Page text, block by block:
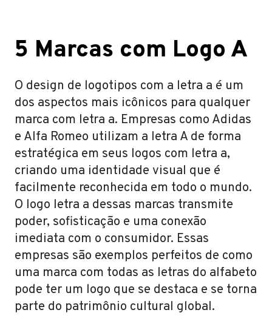
5 Marcas com Logo A
O design de logotipos com a letra a é um
dos aspectos mais icônicos para qualquer
marca com letra a. Empresas como Adidas
e Alfa Romeo utilizam a letra A de forma
estratégica em seus logos com letra a,
criando uma identidade visual que é
facilmente reconhecida em todo o mundo.
O logo letra a dessas marcas transmite
poder, sofisticação e uma conexão
imediata com o consumidor. Essas
empresas são exemplos perfeitos de como
uma marca com todas as letras do alfabeto
pode ter um logo que se destaca e se torna
parte do patrimônio cultural global.